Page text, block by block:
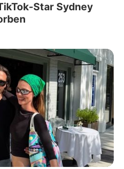
Star Sydney